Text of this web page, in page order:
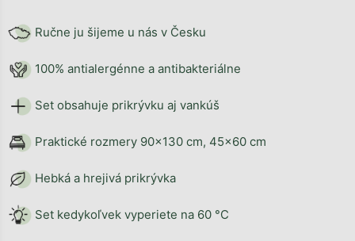
Ručne ju šijeme u nás v Česku
100% antialergénne a antibakteriálne
Set obsahuje prikrývku aj vankúš
Praktické rozmery 90x130 cm, 45x60 cm
Hebká a hrejivá prikrývka
Set kedykoľvek vyperiete na 60 °C